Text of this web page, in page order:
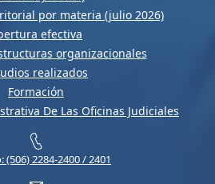
por materia (julio 2026)
efectiva
organizacionales
realizados
Formación
De Las Oficinas Judiciales
(506) 2284-2400 / 2401